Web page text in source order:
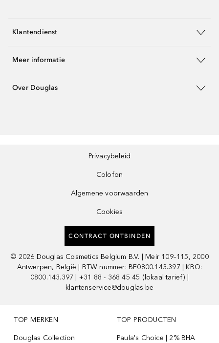
Klantendienst
Meer informatie
Over Douglas
Privacybeleid
Colofon
Algemene voorwaarden
Cookies
CONTRACT ONTBINDEN
© 2026 Douglas Cosmetics Belgium B.V. | Meir 109–115, 2000
Antwerpen, België | BTW nummer: BE0800.143.397 | KBO:
0800.143.397 | +31 88 - 368 45 45 (lokaal tarief) |
klantenservice@douglas.be
TOP MERKEN
Douglas Collection
TOP PRODUCTEN
Paula's Choice | 2% BHA